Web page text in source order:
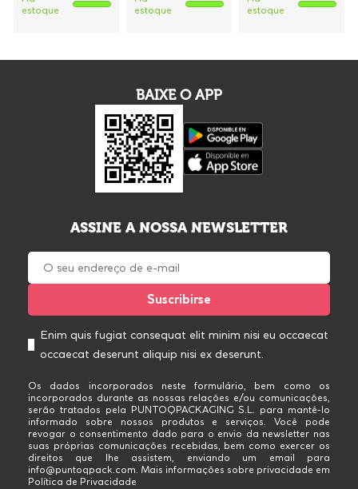
estoque
estoque
estoque
BAIXE O APP
ASSINE A NOSSA NEWSLETTER
Enim quis fugiat consequat elit minim nisi eu occaecat
occaecat deserunt aliquip nisi ex deserunt.
Os dados incorporados neste formulário, bem como os
incorporados durante as nossas relações e/ou comunicações,
serão tratados pela PUNTOQPACKAGING S.L. para mantê-lo
informado sobre nossos produtos e serviços. Você pode
revogar o consentimento dado para o envio da newsletter nas
suas próprias comunicações recebidas, bem como exercer os
direitos que lhe assistem, enviando um email para
info@puntoqpack.com. Mais informações sobre privacidade em
Política de Privacidade